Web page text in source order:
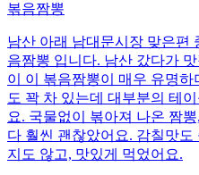
볶음짬뽕
남산 아래 남대문시장 맞은편
음짬뽕 입니다. 남산 갔다가
이 이 볶음짬뽕이 매우 유명
도 꽉 차 있는데 대부분의 테
요. 국물없이 볶아져 나온 짬
다 훨씬 괜찮았어요. 감칠맛
지도 않고, 맛있게 먹었어요.